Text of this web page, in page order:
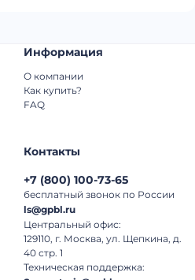
Информация
О компании
Как купить?
FAQ
Контакты
+7 (800) 100-73-65
бесплатный звонок по России
ls@gpbl.ru
Центральный офис:
129110, г. Москва, ул. Щепкина, д.
40 стр. 1
Техническая поддержка: